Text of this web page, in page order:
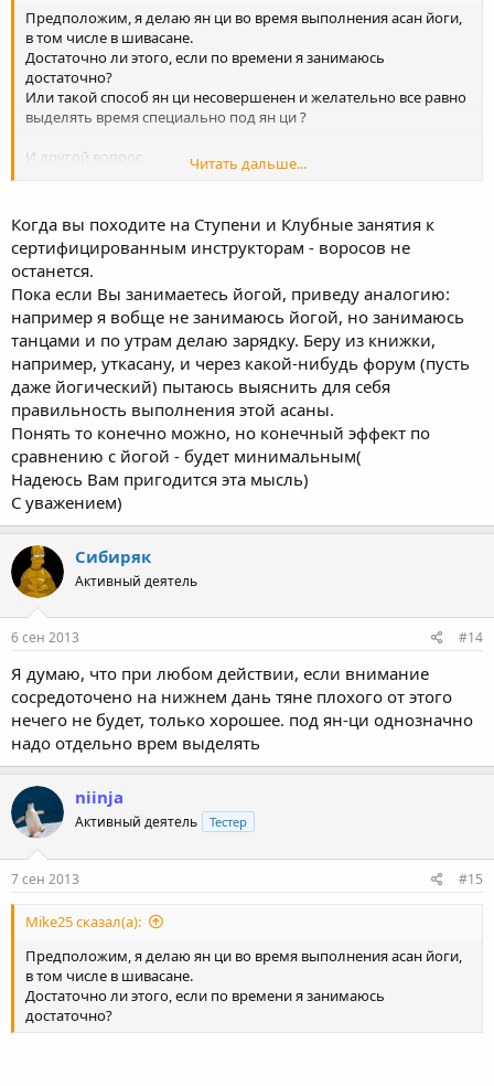
Предположим, я делаю ян ци во время выполнения асан йоги,
в том числе в шивасане.
Достаточно ли этого, если по времени я занимаюсь
достаточно?
Или такой способ ян ци несовершенен и желательно все равно
выделять время специально под ян ци ?
И другой вопрос
Мне удобнее представлять шар в динамике, то есть он
Можно ли так или лучше не надо?
Читать дальше...
Когда вы походите на Ступени и Клубные занятия к
сертифицированным инструкторам - воросов не
останется.
Пока если Вы занимаетесь йогой, приведу аналогию:
например я вобще не занимаюсь йогой, но занимаюсь
танцами и по утрам делаю зарядку. Беру из книжки,
например, уткасану, и через какой-нибудь форум (пусть
даже йогический) пытаюсь выяснить для себя
правильность выполнения этой асаны.
Понять то конечно можно, но конечный эффект по
сравнению с йогой - будет минимальным(
Надеюсь Вам пригодится эта мысль)
С уважением)
Сибиряк
Активный деятель
6 сен 2013 #14
Я думаю, что при любом действии, если внимание
сосредоточено на нижнем дань тяне плохого от этого
нечего не будет, только хорошее. под ян-ци однозначно
надо отдельно врем выделять
niinja
Активный деятель Тестер
7 сен 2013 #15
Mike25 сказал(а):
Предположим, я делаю ян ци во время выполнения асан йоги,
в том числе в шивасане.
Достаточно ли этого, если по времени я занимаюсь
достаточно?